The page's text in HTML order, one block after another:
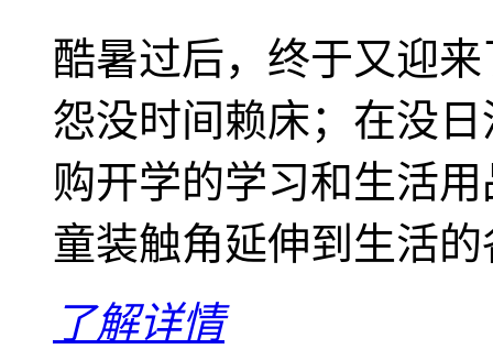
酷暑过后，终于又迎
怨没时间赖床；在没
购开学的学习和生活
童装触角延伸到生活
了解详情